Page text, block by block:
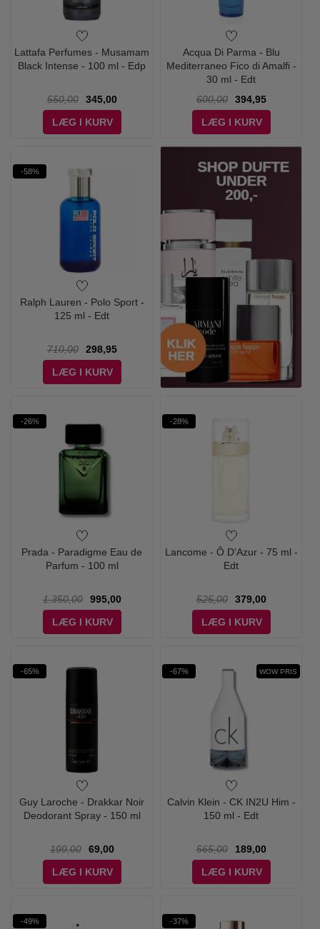
Lattafa Perfumes - Musamam
Black Intense - 100 ml - Edp
550,00
345,00
LÆG I KURV
Acqua Di Parma - Blu
Mediterraneo Fico di Amalfi -
30 ml - Edt
600,00
394,95
LÆG I KURV
-58%
Ralph Lauren - Polo Sport -
125 ml - Edt
710,00
298,95
LÆG I KURV
-26%
Prada - Paradigme Eau de
Parfum - 100 ml
1.350,00
995,00
LÆG I KURV
-28%
Lancome - Ô D'Azur - 75 ml -
Edt
525,00
379,00
LÆG I KURV
-65%
Guy Laroche - Drakkar Noir
Deodorant Spray - 150 ml
199,00
69,00
LÆG I KURV
-67% WOW PRIS
Calvin Klein - CK IN2U Him -
150 ml - Edt
565,00
189,00
LÆG I KURV
-49% -37%